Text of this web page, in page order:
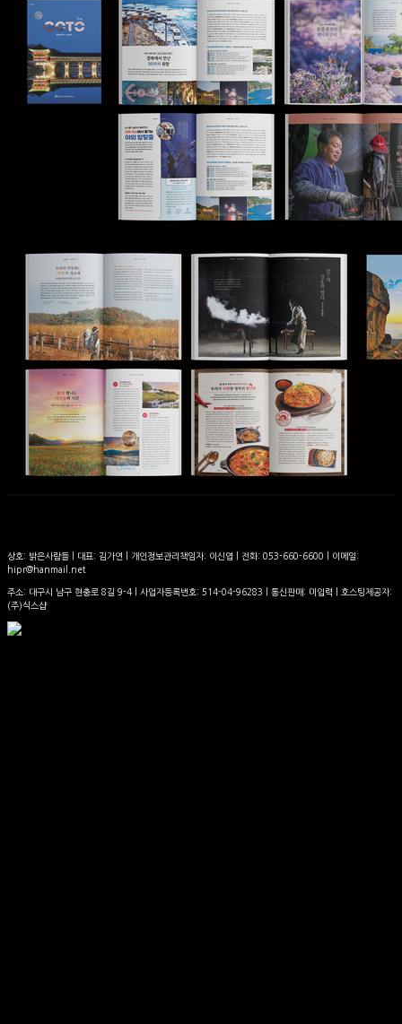
상호: 밝은사람들 | 대표: 김가연 | 개인정보관리책임자: 이신엽 | 전화: 053-660-6600 | 이메일:
hipr@hanmail.net
주소: 대구시 남구 현충로 8길 9-4 | 사업자등록번호: 514-04-96283 | 통신판매: 미입력 | 호스팅제공자:
(주)식스샵